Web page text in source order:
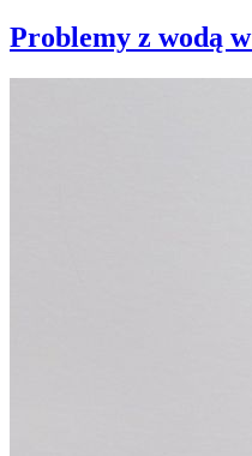
Problemy z wodą